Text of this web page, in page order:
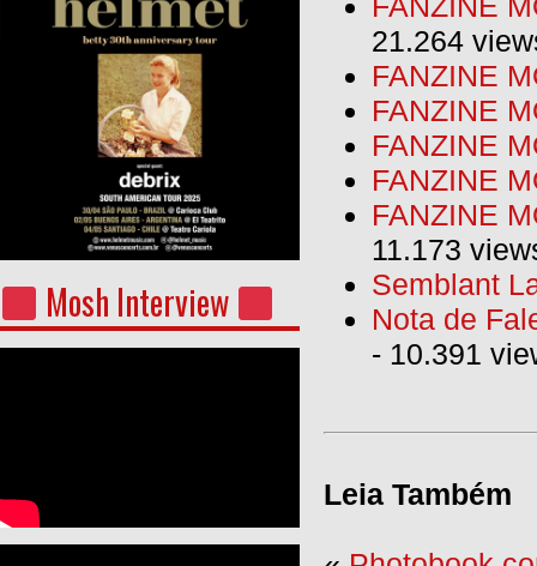
Mosh Interview
21.264
FANZINE
FANZINE
FANZINE
FANZINE
FANZINE
11.173
Semblant
Nota de
- 10.391
Leia Também